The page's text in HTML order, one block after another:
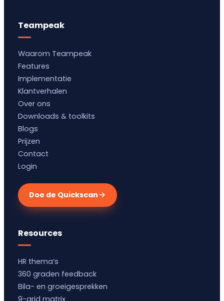
Teampeak
Waarom Teampeak
Features
Implementatie
Klantverhalen
Over ons
Downloads & toolkits
Blogs
Prijzen
Contact
Login
Doe de Quickscan
Resources
HR thema’s
360 graden feedback
Bila- en groeigesprekken
9-grid matrix